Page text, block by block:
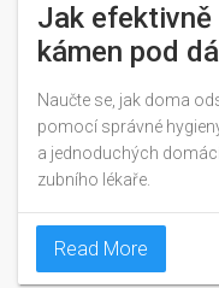
Jak
kámen pod
Naučte se, jak doma
pomocí správné
a jednoduchých
zubního lékaře.
Read More